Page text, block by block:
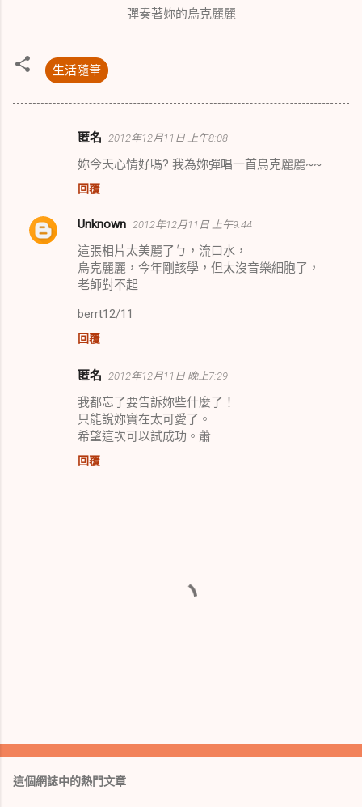
彈奏著妳的烏克麗麗
生活隨筆
匿名 2012年12月11日 上午8:08
妳今天心情好嗎? 我為妳彈唱一首烏克麗麗~~
回覆
Unknown 2012年12月11日 上午9:44
這張相片太美麗了ㄅ，流口水，
烏克麗麗，今年剛該學，但太沒音樂細胞了，
老師對不起
berrt12/11
回覆
匿名 2012年12月11日 晚上7:29
我都忘了要告訴妳些什麼了！
只能說妳實在太可愛了。
希望這次可以試成功。蕭
回覆
貼
留
言
這個網誌中的熱門文章